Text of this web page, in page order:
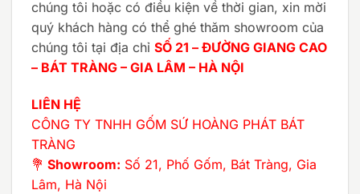
chúng tôi hoặc có điều kiện về thời gian, xin mời
quý khách hàng có thể ghé thăm showroom của
chúng tôi tại địa chỉ SỐ 21 – ĐƯỜNG GIANG CAO
– BÁT TRÀNG – GIA LÂM – HÀ NỘI
LIÊN HỆ
CÔNG TY TNHH GỐM SỨ HOÀNG PHÁT BÁT
TRÀNG
💐 Showroom: Số 21, Phố Gốm, Bát Tràng, Gia
Lâm, Hà Nội